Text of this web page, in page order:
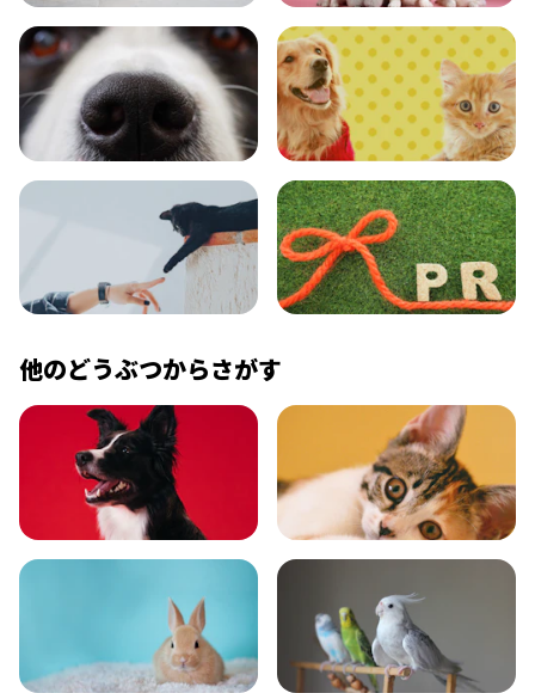
おでかけ 図鑑
エンタメ クイズ
他のどうぶつからさがす
いぬ ねこ